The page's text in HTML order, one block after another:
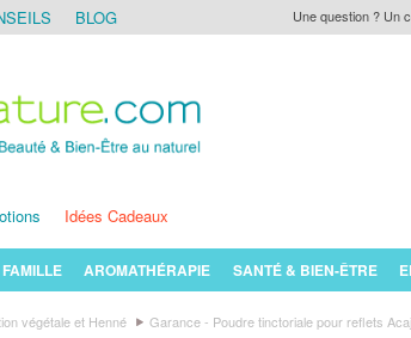
Une question ? Un
BLOG
Idées Cadeaux
FAMILLE AROMATHÉRAPIE SANTÉ & BIEN-ÊTRE
végétale et Henné Garance - Poudre tinctoriale pour reflets